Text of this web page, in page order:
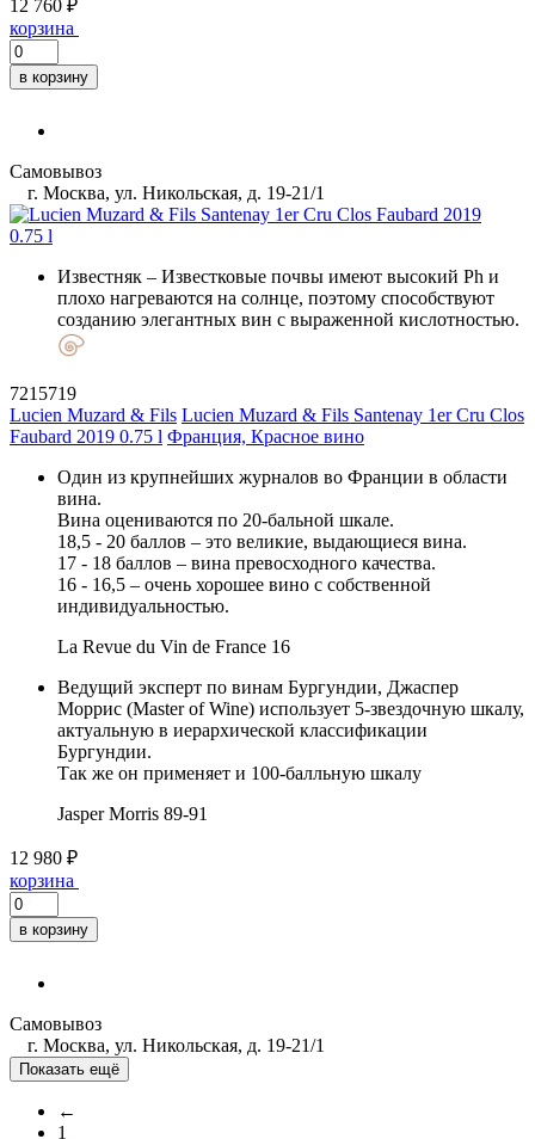
12 760 ₽
корзина
в корзину
Самовывоз
г. Москва, ул. Никольская, д. 19-21/1
Известняк – Известковые почвы имеют высокий Ph и
плохо нагреваются на солнце, поэтому способствуют
созданию элегантных вин с выраженной кислотностью.
7215719
Lucien Muzard & Fils Lucien Muzard & Fils Santenay 1er Cru Clos
Faubard 2019 0.75 l Франция, Красное вино
Один из крупнейших журналов во Франции в области
вина.
Вина оцениваются по 20-бальной шкале.
18,5 - 20 баллов – это великие, выдающиеся вина.
17 - 18 баллов – вина превосходного качества.
16 - 16,5 – очень хорошее вино с собственной
индивидуальностью.
La Revue du Vin de France 16
Ведущий эксперт по винам Бургундии, Джаспер
Моррис (Master of Wine) использует 5-звездочную шкалу,
актуальную в иерархической классификации
Бургундии.
Так же он применяет и 100-балльную шкалу
Jasper Morris 89-91
12 980 ₽
корзина
в корзину
Самовывоз
г. Москва, ул. Никольская, д. 19-21/1
Показать ещё
←
1